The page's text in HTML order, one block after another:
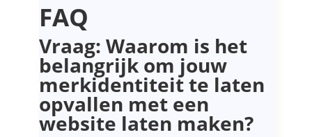
FAQ
Vraag: Waarom is het
belangrijk om jouw
merkidentiteit te laten
opvallen met een
website laten maken?